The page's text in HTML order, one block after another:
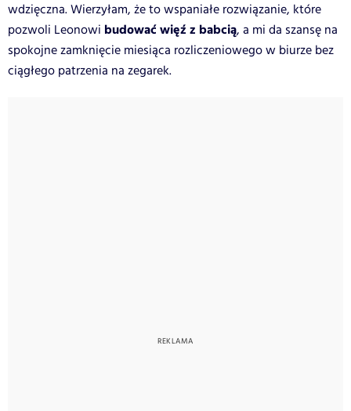
wdzięczna. Wierzyłam, że to wspaniałe rozwiązanie, które
pozwoli Leonowi budować więź z babcią, a mi da szansę na
spokojne zamknięcie miesiąca rozliczeniowego w biurze bez
ciągłego patrzenia na zegarek.